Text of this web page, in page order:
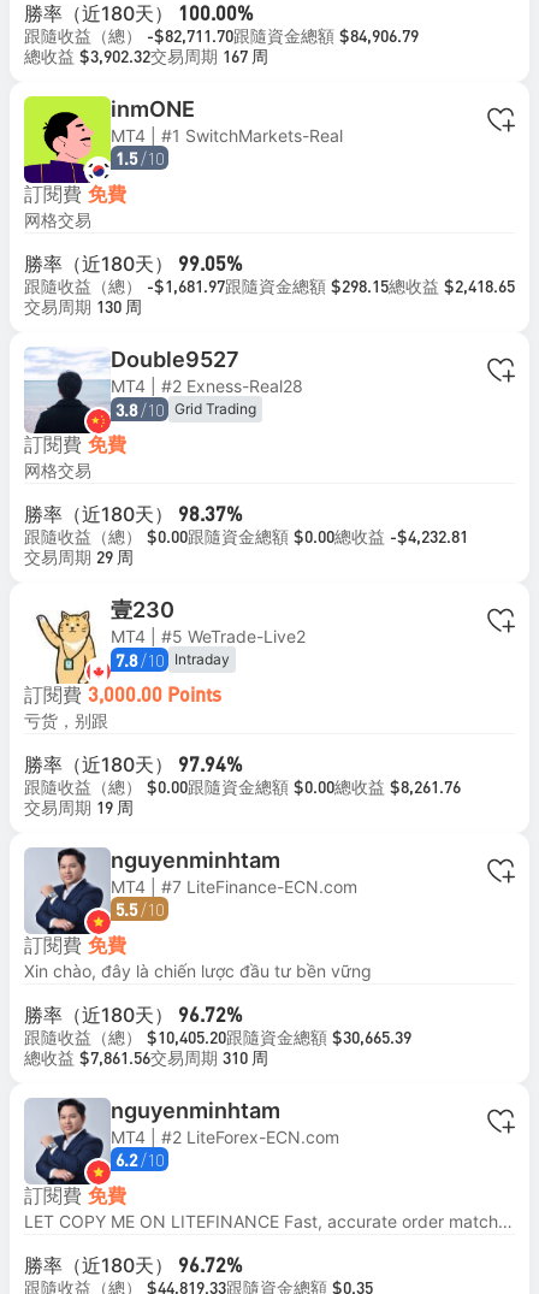
勝率（近180天） 100.00%
跟隨收益（總） -$82,711.70跟隨資金總額 $84,906.79
總收益 $3,902.32交易周期 167 周
inmONE
MT4 | #1 SwitchMarkets-Real
1.5 /10
訂閱費 免費
网格交易
勝率（近180天） 99.05%
跟隨收益（總） -$1,681.97跟隨資金總額 $298.15總收益 $2,418.65
交易周期 130 周
Double9527
MT4 | #2 Exness-Real28
3.8 /10 Grid Trading
訂閱費 免費
网格交易
勝率（近180天） 98.37%
跟隨收益（總） $0.00跟隨資金總額 $0.00總收益 -$4,232.81
交易周期 29 周
壹230
MT4 | #5 WeTrade-Live2
7.8 /10 Intraday
訂閱費 3,000.00 Points
亏货，别跟
勝率（近180天） 97.94%
跟隨收益（總） $0.00跟隨資金總額 $0.00總收益 $8,261.76
交易周期 19 周
nguyenminhtam
MT4 | #7 LiteFinance-ECN.com
5.5 /10
訂閱費 免費
Xin chào, đây là chiến lược đầu tư bền vững
勝率（近180天） 96.72%
跟隨收益（總） $10,405.20跟隨資金總額 $30,665.39
總收益 $7,861.56交易周期 310 周
nguyenminhtam
MT4 | #2 LiteForex-ECN.com
6.2 /10
訂閱費 免費
LET COPY ME ON LITEFINANCE Fast, accurate order matching No slippage Freeswap + Bonus => Maximum profit
勝率（近180天） 96.72%
跟隨收益（總） $44,819.33跟隨資金總額 $0.35